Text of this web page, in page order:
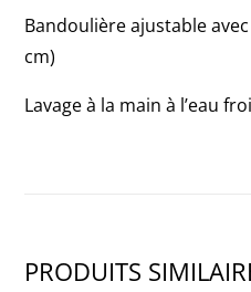
Bandoulière ajustable
cm)
Lavage à la main à l’eau
PRODUITS